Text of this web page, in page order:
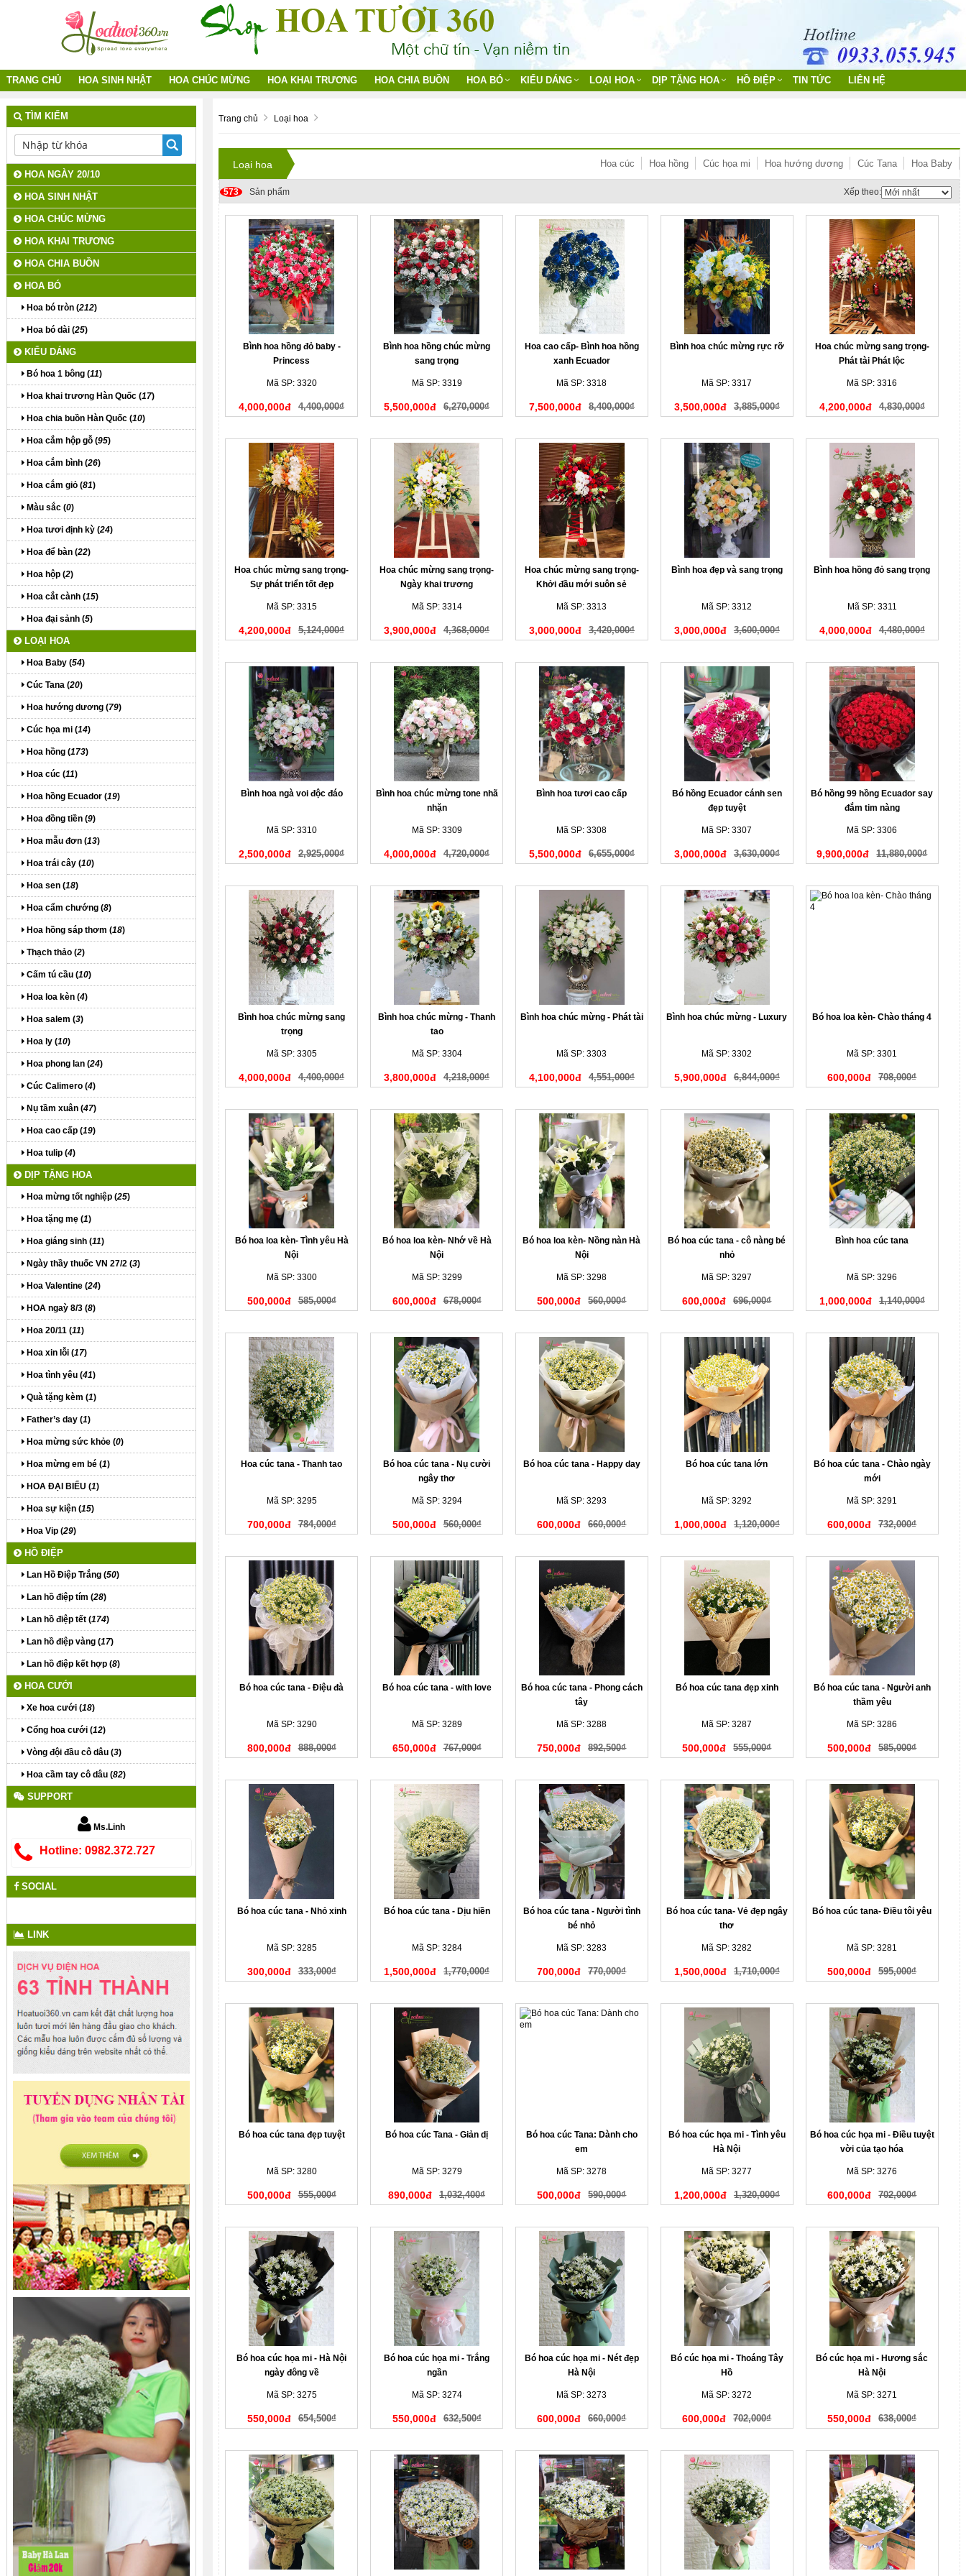
TRANG CHỦ HOA SINH NHẬT HOA CHÚC MỪNG HOA KHAI TRƯƠNG HOA CHIA BUỒN HOA BÓ KIỂU DÁNG LOẠI HOA DỊP TẶNG HOA HỒ ĐIỆP TIN TỨC LIÊN HỆ
Trang chủ Loại hoa
Loại hoa Hoa Baby
Cúc Tana
Hoa hướng dương
Cúc họa mi
Hoa hồng
Hoa cúc
573 Sản phẩm Xếp theo:
Bình hoa hồng đỏ baby -
Princess
Mã SP: 3320
4,000,000đ 4,400,000₫
Bình hoa hồng chúc mừng
sang trọng
Mã SP: 3319
5,500,000đ 6,270,000₫
Hoa cao cấp- Bình hoa hồng
xanh Ecuador
Mã SP: 3318
7,500,000đ 8,400,000₫
Bình hoa chúc mừng rực rỡ
Mã SP: 3317
3,500,000đ 3,885,000₫
Hoa chúc mừng sang trọng-
Phát tài Phát lộc
Mã SP: 3316
4,200,000đ 4,830,000₫
Hoa chúc mừng sang trọng-
Sự phát triển tốt đẹp
Mã SP: 3315
4,200,000đ 5,124,000₫
Hoa chúc mừng sang trọng-
Ngày khai trương
Mã SP: 3314
3,900,000đ 4,368,000₫
Hoa chúc mừng sang trọng-
Khởi đầu mới suôn sẻ
Mã SP: 3313
3,000,000đ 3,420,000₫
Bình hoa đẹp và sang trọng
Mã SP: 3312
3,000,000đ 3,600,000₫
Bình hoa hồng đỏ sang trọng
Mã SP: 3311
4,000,000đ 4,480,000₫
Bình hoa ngà voi độc đáo
Mã SP: 3310
2,500,000đ 2,925,000₫
Bình hoa chúc mừng tone nhã
nhặn
Mã SP: 3309
4,000,000đ 4,720,000₫
Bình hoa tươi cao cấp
Mã SP: 3308
5,500,000đ 6,655,000₫
Bó hồng Ecuador cánh sen
đẹp tuyệt
Mã SP: 3307
3,000,000đ 3,630,000₫
Bó hồng 99 hồng Ecuador say
đắm tim nàng
Mã SP: 3306
9,900,000đ 11,880,000₫
Bình hoa chúc mừng sang
trọng
Mã SP: 3305
4,000,000đ 4,400,000₫
Bình hoa chúc mừng - Thanh
tao
Mã SP: 3304
3,800,000đ 4,218,000₫
Bình hoa chúc mừng - Phát tài
Mã SP: 3303
4,100,000đ 4,551,000₫
Bình hoa chúc mừng - Luxury
Mã SP: 3302
5,900,000đ 6,844,000₫
Bó hoa loa kèn- Chào tháng 4
Mã SP: 3301
600,000đ 708,000₫
Bó hoa loa kèn- Tình yêu Hà
Nội
Mã SP: 3300
500,000đ 585,000₫
Bó hoa loa kèn- Nhớ về Hà
Nội
Mã SP: 3299
600,000đ 678,000₫
Bó hoa loa kèn- Nồng nàn Hà
Nội
Mã SP: 3298
500,000đ 560,000₫
Bó hoa cúc tana - cô nàng bé
nhỏ
Mã SP: 3297
600,000đ 696,000₫
Bình hoa cúc tana
Mã SP: 3296
1,000,000đ 1,140,000₫
Hoa cúc tana - Thanh tao
Mã SP: 3295
700,000đ 784,000₫
Bó hoa cúc tana - Nụ cười
ngây thơ
Mã SP: 3294
500,000đ 560,000₫
Bó hoa cúc tana - Happy day
Mã SP: 3293
600,000đ 660,000₫
Bó hoa cúc tana lớn
Mã SP: 3292
1,000,000đ 1,120,000₫
Bó hoa cúc tana - Chào ngày
mới
Mã SP: 3291
600,000đ 732,000₫
Bó hoa cúc tana - Điệu đà
Mã SP: 3290
800,000đ 888,000₫
Bó hoa cúc tana - with love
Mã SP: 3289
650,000đ 767,000₫
Bó hoa cúc tana - Phong cách
tây
Mã SP: 3288
750,000đ 892,500₫
Bó hoa cúc tana đẹp xinh
Mã SP: 3287
500,000đ 555,000₫
Bó hoa cúc tana - Người anh
thầm yêu
Mã SP: 3286
500,000đ 585,000₫
Bó hoa cúc tana - Nhỏ xinh
Mã SP: 3285
300,000đ 333,000₫
Bó hoa cúc tana - Dịu hiền
Mã SP: 3284
1,500,000đ 1,770,000₫
Bó hoa cúc tana - Người tình
bé nhỏ
Mã SP: 3283
700,000đ 770,000₫
Bó hoa cúc tana- Vẻ đẹp ngây
thơ
Mã SP: 3282
1,500,000đ 1,710,000₫
Bó hoa cúc tana- Điều tôi yêu
Mã SP: 3281
500,000đ 595,000₫
Bó hoa cúc tana đẹp tuyệt
Mã SP: 3280
500,000đ 555,000₫
Bó hoa cúc Tana - Giản dị
Mã SP: 3279
890,000đ 1,032,400₫
Bó hoa cúc Tana: Dành cho
em
Mã SP: 3278
500,000đ 590,000₫
Bó hoa cúc họa mi - Tình yêu
Hà Nội
Mã SP: 3277
1,200,000đ 1,320,000₫
Bó hoa cúc họa mi - Điều tuyệt
vời của tạo hóa
Mã SP: 3276
600,000đ 702,000₫
Bó hoa cúc họa mi - Hà Nội
ngày đông về
Mã SP: 3275
550,000đ 654,500₫
Bó hoa cúc họa mi - Trắng
ngần
Mã SP: 3274
550,000đ 632,500₫
Bó hoa cúc họa mi - Nét đẹp
Hà Nội
Mã SP: 3273
600,000đ 660,000₫
Bó cúc họa mi - Thoáng Tây
Hồ
Mã SP: 3272
600,000đ 702,000₫
Bó cúc họa mi - Hương sắc
Hà Nội
Mã SP: 3271
550,000đ 638,000₫
TÌM KIẾM
HOA NGÀY 20/10
HOA SINH NHẬT
HOA CHÚC MỪNG
HOA KHAI TRƯƠNG
HOA CHIA BUỒN
HOA BÓ
Hoa bó tròn (212)
Hoa bó dài (25)
KIỂU DÁNG
Bó hoa 1 bông (11)
Hoa khai trương Hàn Quốc (17)
Hoa chia buồn Hàn Quốc (10)
Hoa cắm hộp gỗ (95)
Hoa cắm bình (26)
Hoa cắm giỏ (81)
Màu sắc (0)
Hoa tươi định kỳ (24)
Hoa để bàn (22)
Hoa hộp (2)
Hoa cắt cành (15)
Hoa đại sảnh (5)
LOẠI HOA
Hoa Baby (54)
Cúc Tana (20)
Hoa hướng dương (79)
Cúc họa mi (14)
Hoa hồng (173)
Hoa cúc (11)
Hoa hồng Ecuador (19)
Hoa đồng tiền (9)
Hoa mẫu đơn (13)
Hoa trái cây (10)
Hoa sen (18)
Hoa cẩm chướng (8)
Hoa hồng sáp thơm (18)
Thạch thảo (2)
Cấm tú cầu (10)
Hoa loa kèn (4)
Hoa salem (3)
Hoa ly (10)
Hoa phong lan (24)
Cúc Calimero (4)
Nụ tầm xuân (47)
Hoa cao cấp (19)
Hoa tulip (4)
DỊP TẶNG HOA
Hoa mừng tốt nghiệp (25)
Hoa tặng mẹ (1)
Hoa giáng sinh (11)
Ngày thầy thuốc VN 27/2 (3)
Hoa Valentine (24)
HOA ngaỳ 8/3 (8)
Hoa 20/11 (11)
Hoa xin lỗi (17)
Hoa tình yêu (41)
Quà tặng kèm (1)
Father’s day (1)
Hoa mừng sức khỏe (0)
Hoa mừng em bé (1)
HOA ĐẠI BIỂU (1)
Hoa sự kiện (15)
Hoa Vip (29)
HỒ ĐIỆP
Lan Hồ Điệp Trắng (50)
Lan hồ điệp tím (28)
Lan hồ điệp tết (174)
Lan hồ điệp vàng (17)
Lan hồ điệp kết hợp (8)
HOA CƯỚI
Xe hoa cưới (18)
Cổng hoa cưới (12)
Vòng đội đầu cô dâu (3)
Hoa cầm tay cô dâu (82)
SUPPORT
Ms.Linh
Hotline: 0982.372.727
SOCIAL
LINK